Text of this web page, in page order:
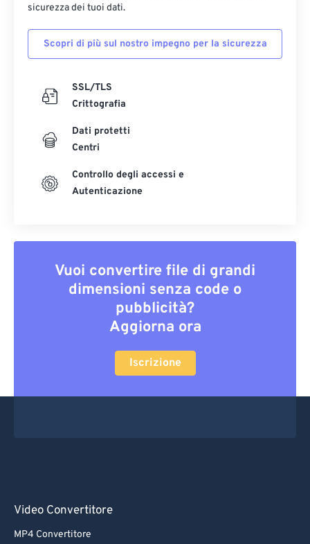
sicurezza dei tuoi dati.
Scopri di più sul nostro impegno per la sicurezza
SSL/TLS
Crittografia
Dati protetti
Centri
Controllo degli accessi e
Autenticazione
Vuoi convertire file di grandi
dimensioni senza code o
pubblicità?
Aggiorna ora
Iscrizione
Video Convertitore
MP4 Convertitore